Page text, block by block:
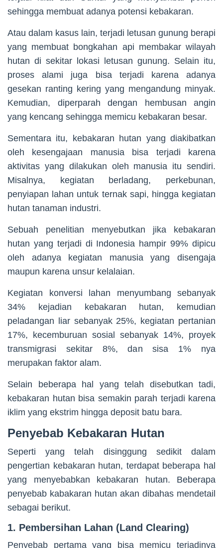
sehingga membuat adanya potensi kebakaran.
Atau dalam kasus lain, terjadi letusan gunung berapi
yang membuat bongkahan api membakar wilayah
hutan di sekitar lokasi letusan gunung. Selain itu,
proses alami juga bisa terjadi karena adanya
gesekan ranting kering yang mengandung minyak.
Kemudian, diperparah dengan hembusan angin
yang kencang sehingga memicu kebakaran besar.
Sementara itu, kebakaran hutan yang diakibatkan
oleh kesengajaan manusia bisa terjadi karena
aktivitas yang dilakukan oleh manusia itu sendiri.
Misalnya, kegiatan berladang, perkebunan,
penyiapan lahan untuk ternak sapi, hingga kegiatan
hutan tanaman industri.
Sebuah penelitian menyebutkan jika kebakaran
hutan yang terjadi di Indonesia hampir 99% dipicu
oleh adanya kegiatan manusia yang disengaja
maupun karena unsur kelalaian.
Kegiatan konversi lahan menyumbang sebanyak
34% kejadian kebakaran hutan, kemudian
peladangan liar sebanyak 25%, kegiatan pertanian
17%, kecemburuan sosial sebanyak 14%, proyek
transmigrasi sekitar 8%, dan sisa 1% nya
merupakan faktor alam.
Selain beberapa hal yang telah disebutkan tadi,
kebakaran hutan bisa semakin parah terjadi karena
iklim yang ekstrim hingga deposit batu bara.
Penyebab Kebakaran Hutan
Seperti yang telah disinggung sedikit dalam
pengertian kebakaran hutan, terdapat beberapa hal
yang menyebabkan kebakaran hutan. Beberapa
penyebab kabakaran hutan akan dibahas mendetail
sebagai berikut.
1. Pembersihan Lahan (Land Clearing)
Penyebab pertama yang bisa memicu terjadinya